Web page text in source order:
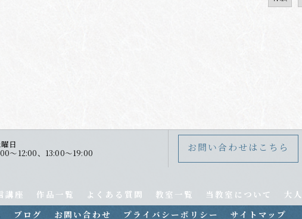
日
～12:00、13:00～19:00
お問い合わせはこちら
講座 作品一覧 よくある質問 教室一覧 当教室について 大人
ブログ お問い合わせ プライバシーポリシー サイトマップ